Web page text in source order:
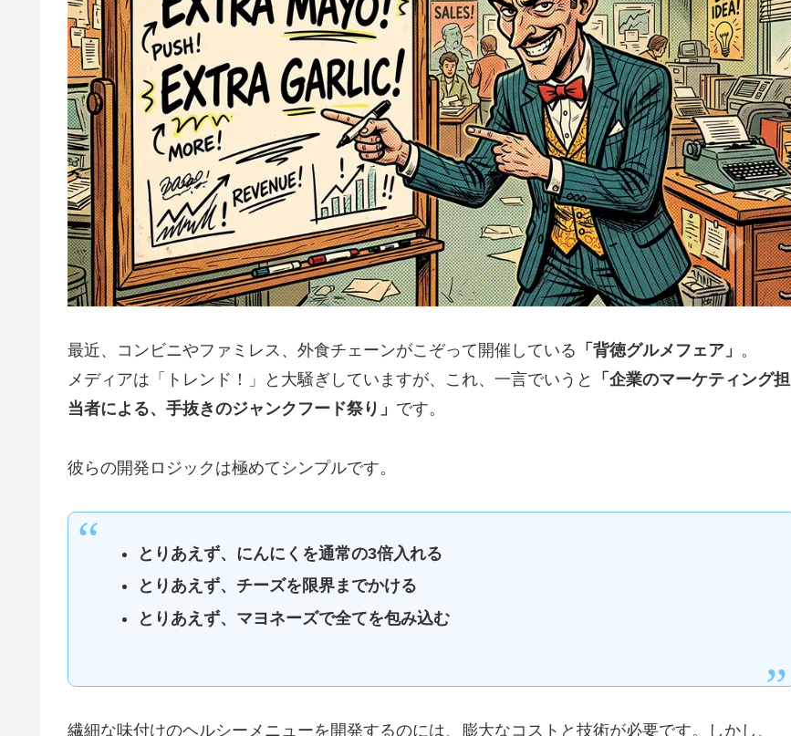
最近、コンビニやファミレス、外食チェーンがこぞって開催している 「背徳グルメフェア」 。
メディアは「トレンド！」と大騒ぎしていますが、これ、一言でいうと
「企業のマーケティング担
当者による、手抜きのジャンクフード祭り」 です。
彼らの開発ロジックは極めてシンプルです。
とりあえず、にんにくを通常の3倍入れる
とりあえず、チーズを限界までかける
とりあえず、マヨネーズで全てを包み込む
繊細な味付けのヘルシーメニューを開発するのには、膨大なコストと技術が必要です。しかし、